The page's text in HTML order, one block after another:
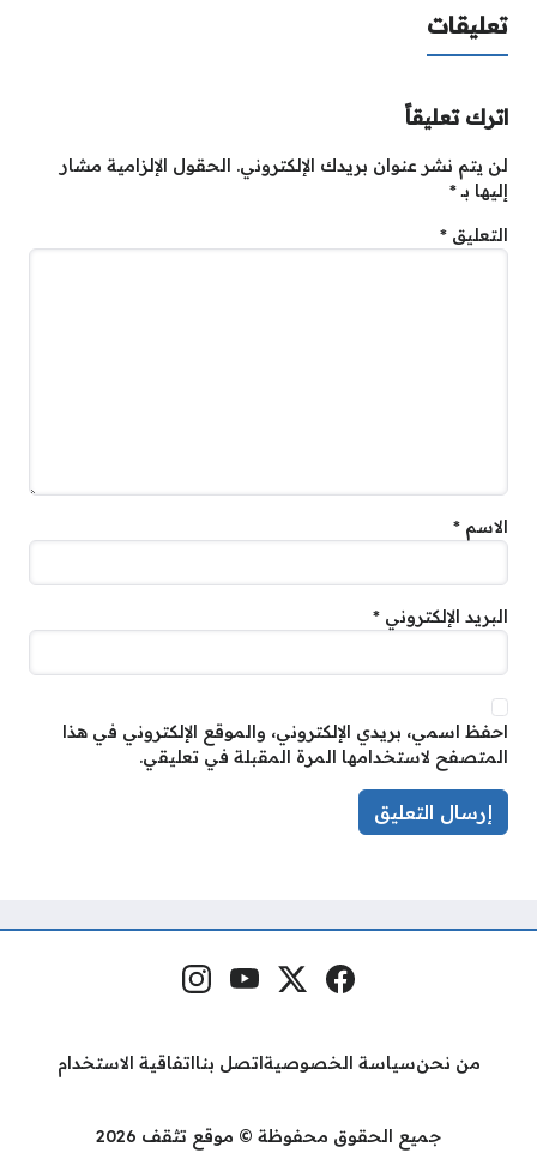
تعليقات
اترك تعليقاً
لن يتم نشر عنوان بريدك الإلكتروني. الحقول الإلزامية مشار
إليها بـ*
التعليق *
الاسم *
البريد الإلكتروني *
احفظ اسمي، بريدي الإلكتروني، والموقع الإلكتروني في هذا
المتصفح لاستخدامها المرة المقبلة في تعليقي.
مواقع التواصل فيسبوكمنصة إكس
يوتيوبإنستغرام
من نحنسياسة الخصوصيةاتصل بنااتفاقية الاستخدام
جميع الحقوق محفوظة © موقع تثقف 2026